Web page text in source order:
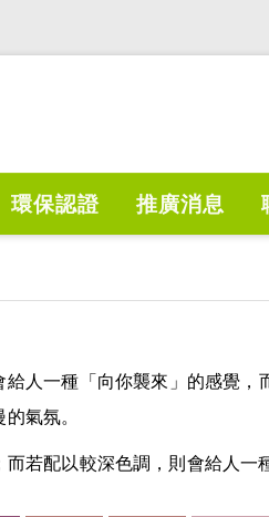
環保認證 推廣消息
人一種「向你襲來」的感覺，
氣氛。
而若配以較深色調，則會給人一